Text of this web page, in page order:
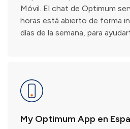
Móvil. El chat de Optimum
horas está abierto de forma
días de la semana, para
My Optimum App en